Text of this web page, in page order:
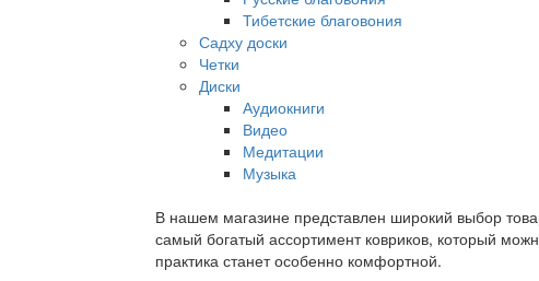
Тибетские благовония
Садху доски
Четки
Диски
Аудиокниги
Видео
Медитации
Музыка
В нашем магазине представлен широкий выбор
самый богатый ассортимент ковриков, который
практика станет особенно комфортной.